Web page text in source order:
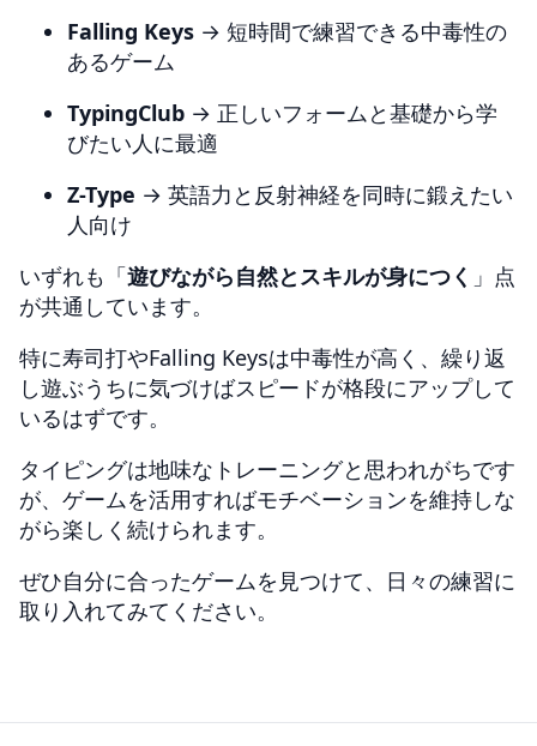
Falling Keys → 短時間で練習できる中毒性の
あるゲーム
TypingClub → 正しいフォームと基礎から学
びたい人に最適
Z-Type → 英語力と反射神経を同時に鍛えたい
人向け
いずれも「遊びながら自然とスキルが身につく 」点
が共通しています。
特に寿司打やFalling Keysは中毒性が高く、繰り返
し遊ぶうちに気づけばスピードが格段にアップして
いるはずです。
タイピングは地味なトレーニングと思われがちです
が、ゲームを活用すればモチベーションを維持しな
がら楽しく続けられます。
ぜひ自分に合ったゲームを見つけて、日々の練習に
取り入れてみてください。